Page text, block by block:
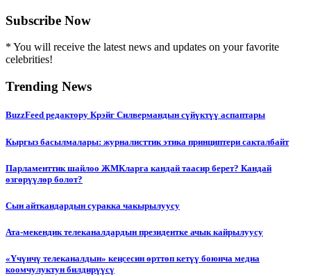
Subscribe Now
* You will receive the latest news and updates on your favorite
celebrities!
Trending News
BuzzFeed редактору Крэйг Силвермандын сүйүктүү аспаптары
Кыргыз басылмалары: журналисттик этика принциптери сакталбайт
Парламенттик шайлоо ЖМКларга кандай таасир берет? Кандай
өзгөрүүлөр болот?
Сын айткандардын суракка чакырылуусу
Ата-мекендик телеканалдардын президентке ачык кайрылуусу
«Үчүнчү телеканалдын» кеңсесин өрттөп кетүү боюнча медиа
коомчулуктун билдирүүсү